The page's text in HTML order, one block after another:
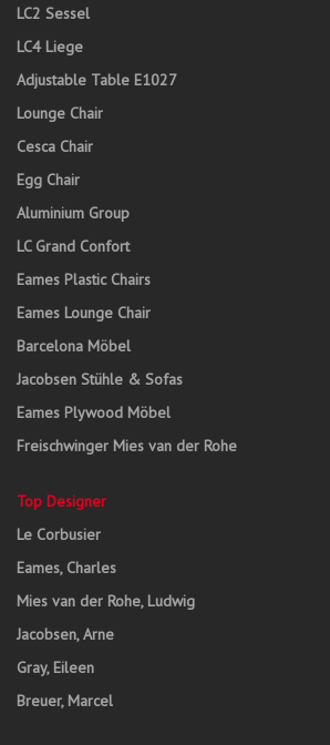
LC2 Sessel
LC4 Liege
Adjustable Table E1027
Lounge Chair
Cesca Chair
Egg Chair
Aluminium Group
LC Grand Confort
Eames Plastic Chairs
Eames Lounge Chair
Barcelona Möbel
Jacobsen Stühle & Sofas
Eames Plywood Möbel
Freischwinger Mies van der Rohe
Top Designer
Le Corbusier
Eames, Charles
Mies van der Rohe, Ludwig
Jacobsen, Arne
Gray, Eileen
Breuer, Marcel